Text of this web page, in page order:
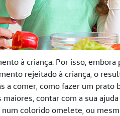
à criança. Por isso,
rejeitado à criança, o
a comer, como fazer um prato
contar com a sua
colorido omelete, ou